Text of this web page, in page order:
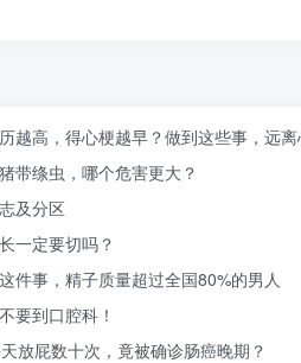
越高，得心梗越早？做到这些事，远
带绦虫，哪个危害更大？
及分区
一定要切吗？
件事，精子质量超过全国80%的男人
要到口腔科！
放屁数十次，竟被确诊肠癌晚期？